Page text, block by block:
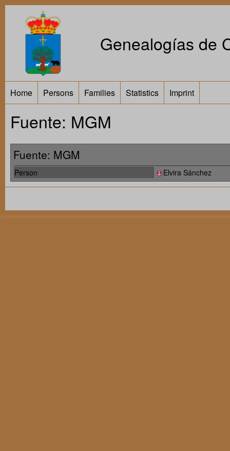
Genealogías de
Home Persons Families Statistics Imprint
Fuente: MGM
Fuente: MGM
Person Elvira Sánchez